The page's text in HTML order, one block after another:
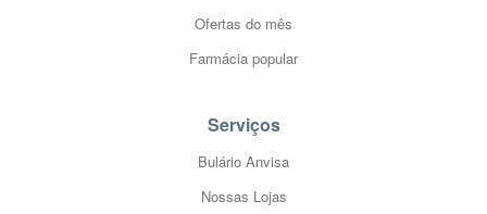
Ofertas do mês
Farmácia popular
Serviços
Bulário Anvisa
Nossas Lojas